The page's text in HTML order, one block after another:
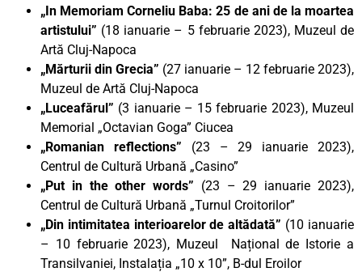
„In Memoriam Corneliu Baba: 25 de ani de la moartea
artistului” (18 ianuarie – 5 februarie 2023), Muzeul de
Artă Cluj-Napoca
„Mărturii din Grecia” (27 ianuarie – 12 februarie 2023),
Muzeul de Artă Cluj-Napoca
„Luceafărul” (3 ianuarie – 15 februarie 2023), Muzeul
Memorial „Octavian Goga” Ciucea
„Romanian reflections” (23 – 29 ianuarie 2023),
Centrul de Cultură Urbană „Casino”
„Put in the other words” (23 – 29 ianuarie 2023),
Centrul de Cultură Urbană „Turnul Croitorilor”
„Din intimitatea interioarelor de altădată” (10 ianuarie
– 10 februarie 2023), Muzeul Național de Istorie a
Transilvaniei, Instalația „10 x 10”, B-dul Eroilor